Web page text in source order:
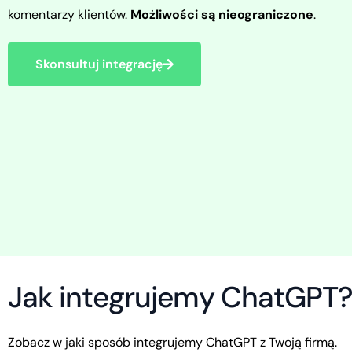
komentarzy klientów. Możliwości są nieograniczone.
Skonsultuj integrację
Jak integrujemyChatGPT
Zobaczw jaki sposób integrujemyChatGPTzTwoją firmą.